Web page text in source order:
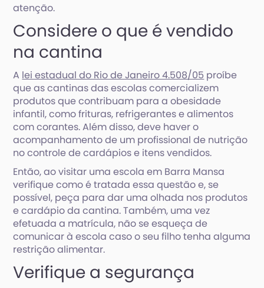
atenção.
Considere o que é vendido
na cantina
A lei estadual do Rio de Janeiro 4.508/05 proíbe
que as cantinas das escolas comercializem
produtos que contribuam para a obesidade
infantil, como frituras, refrigerantes e alimentos
com corantes. Além disso, deve haver o
acompanhamento de um profissional de nutrição
no controle de cardápios e itens vendidos.
Então, ao visitar uma escola em Barra Mansa
verifique como é tratada essa questão e, se
possível, peça para dar uma olhada nos produtos
e cardápio da cantina. Também, uma vez
efetuada a matrícula, não se esqueça de
comunicar à escola caso o seu filho tenha alguma
restrição alimentar.
Verifique a segurança